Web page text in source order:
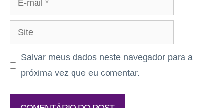
mail
Site
Salvar meus dados neste navegador para a
próxima vez que eu comentar.